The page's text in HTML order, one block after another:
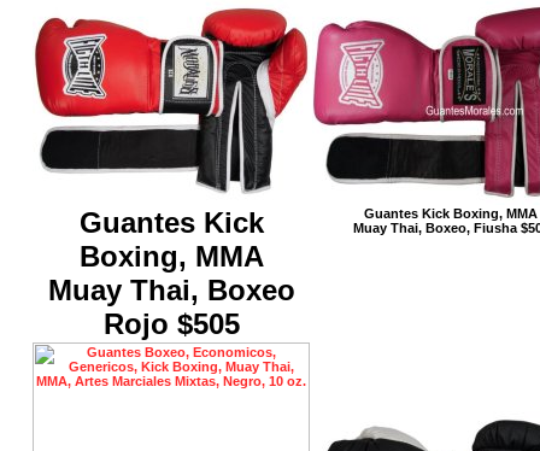
Guantes Kick
Boxing, MMA
Muay Thai, Boxeo
Rojo $505
Guantes Kick Boxing, MMA
Muay Thai, Boxeo, Fiusha